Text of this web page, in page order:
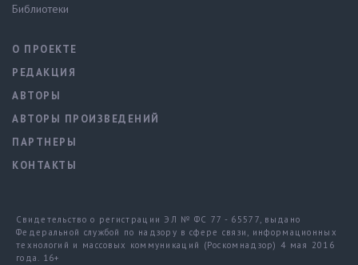
Библиотеки
О ПРОЕКТЕ
РЕДАКЦИЯ
АВТОРЫ
АВТОРЫ ПРОИЗВЕДЕНИЙ
ПАРТНЕРЫ
КОНТАКТЫ
Свидетельство о регистрации ЭЛ № ФС 77 - 65577, выдано
Федеральной службой по надзору в сфере связи, информационных
технологий и массовых коммуникаций (Роскомнадзор) 4 мая 2016
года. 16+